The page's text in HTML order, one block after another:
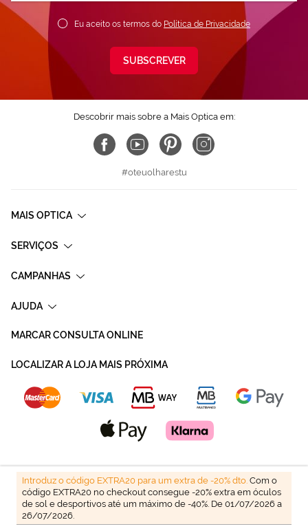
Introduz o código EXTRA20 para um extra de -20% dto. Com o
código EXTRA20 no checkout consegue -20% extra em óculos
de sol e desportivos até um máximo de -40%. De 01/07/2026 a
26/07/2026.
Newsletter:
Eu aceito os termos do Política de Privacidade
SUBSCREVER
Descobrir mais sobre a Mais Optica em:
#oteuolharestu
MAIS OPTICA
SERVIÇOS
CAMPANHAS
AJUDA
MARCAR CONSULTA ONLINE
LOCALIZAR A LOJA MAIS PRÓXIMA